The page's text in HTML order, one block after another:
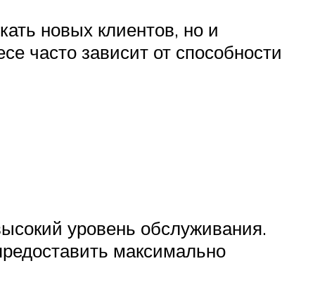
новых клиентов, но и
часто зависит от способности
уровень обслуживания.
максимально